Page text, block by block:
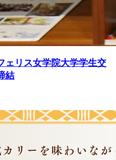
ェリス女学院大学学生交
結